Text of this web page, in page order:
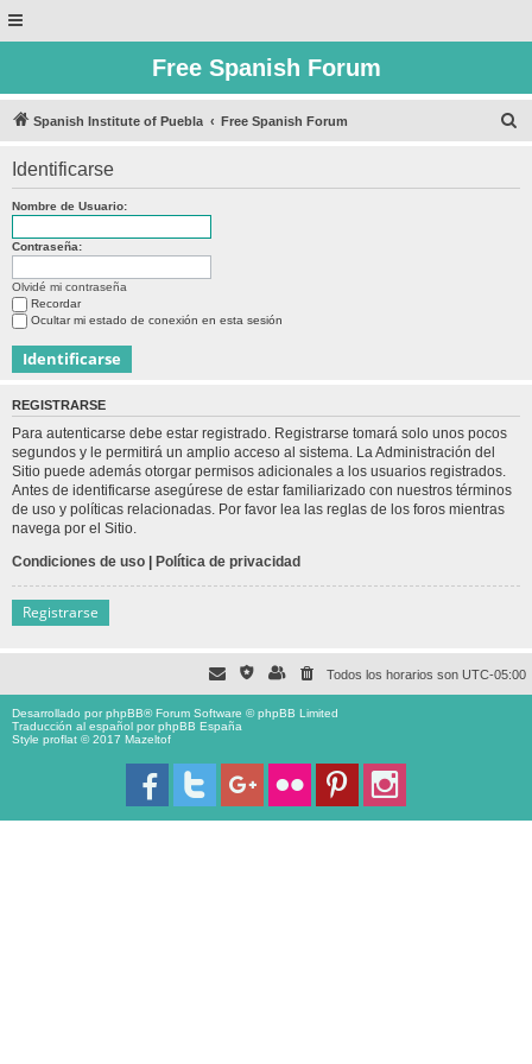
Free Spanish Forum
Spanish Institute of Puebla Free Spanish Forum
Identificarse
Nombre de Usuario:
Contraseña:
Olvidé mi contraseña
Recordar
Ocultar mi estado de conexión en esta sesión
REGISTRARSE
Para autenticarse debe estar registrado. Registrarse tomará solo unos pocos
segundos y le permitirá un amplio acceso al sistema. La Administración del
Sitio puede además otorgar permisos adicionales a los usuarios registrados.
Antes de identificarse asegúrese de estar familiarizado con nuestros términos
de uso y políticas relacionadas. Por favor lea las reglas de los foros mientras
navega por el Sitio.
Condiciones de uso | Política de privacidad
Registrarse
Todos los horarios son UTC-05:00
Desarrollado porphpBB® Forum Software © phpBB Limited
Traducción al español porphpBB España
Style proflat © 2017 Mazeltof